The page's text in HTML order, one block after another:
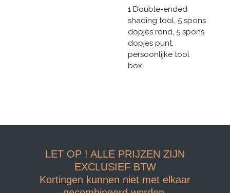
1 Double-ended
shading tool, 5 spons
dopjes rond, 5 spons
dopjes punt,
persoonlijke tool
box
LET OP ! ALLE PRIJZEN ZIJN
EXCLUSIEF BTW
Kortingen kunnen niet met elkaar